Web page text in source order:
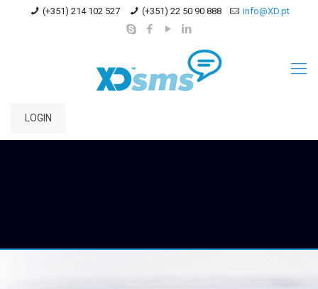
(+351) 214 102 527 (+351) 22 50 90 888 info@XD.pt
LOGIN